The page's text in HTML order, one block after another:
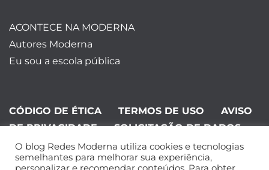
ACONTECE NA MODERNA
Autores Moderna
Eu sou a escola pública
CÓDIGO DE ÉTICA TERMOS DE USO
AVISO
DE PRIVACIDADE
SOLICITAÇÃO DE DADOS
©Editora Moderna 2024. Todos os
O blog Redes Moderna utiliza cookies e tecnologias
semelhantes para melhorar sua experiência,